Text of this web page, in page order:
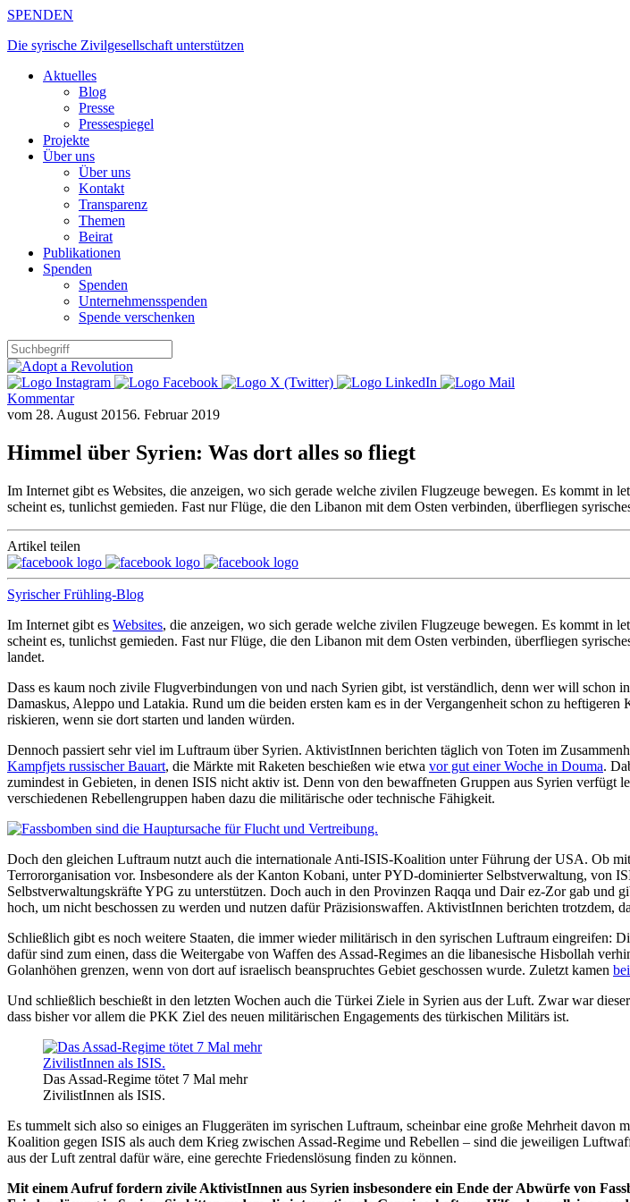
Zum
springen
SPENDEN
Die syrische Zivilgesellschaft unterstützen
Aktuelles
Blog
Presse
Pressespiegel
Projekte
Über uns
Über uns
Kontakt
Transparenz
Themen
Beirat
Publikationen
Spenden
Spenden
Unternehmensspenden
Spende verschenken
Kommentar
vom 28. August 20156. Februar 2019
Himmel über Syrien: Was dort alles so fliegt
Im Internet gibt es Websites, die anzeigen, wo sich gerade welche zivilen Flugzeuge bewegen. Es kommt
scheint es, tunlichst gemieden. Fast nur Flüge, die den Libanon mit dem Osten verbinden, überfliegen
Artikel teilen
Syrischer Frühling-Blog
Im Internet gibt es Websites, die anzeigen, wo sich gerade welche zivilen Flugzeuge bewegen. Es kommt in
scheint es, tunlichst gemieden. Fast nur Flüge, die den Libanon mit dem Osten verbinden, überfliegen
landet.
Dass es kaum noch zivile Flugverbindungen von und nach Syrien gibt, ist verständlich, denn wer will
Damaskus, Aleppo und Latakia. Rund um die beiden ersten kam es in der Vergangenheit schon zu
riskieren, wenn sie dort starten und landen würden.
Dennoch passiert sehr viel im Luftraum über Syrien. AktivistInnen berichten täglich von Toten im
Kampfjets russischer Bauart, die Märkte mit Raketen beschießen wie etwa vor gut einer Woche in Douma.
zumindest in Gebieten, in denen ISIS nicht aktiv ist. Denn von den bewaffneten Gruppen aus Syrien verfügt
verschiedenen Rebellengruppen haben dazu die militärische oder technische Fähigkeit.
Doch den gleichen Luftraum nutzt auch die internationale Anti-ISIS-Koalition unter Führung der USA. Ob
Terrororganisation vor. Insbesondere als der Kanton Kobani, unter PYD-dominierter Selbstverwaltung,
Selbstverwaltungskräfte YPG zu unterstützen. Doch auch in den Provinzen Raqqa und Dair ez-Zor gab
hoch, um nicht beschossen zu werden und nutzen dafür Präzisionswaffen. AktivistInnen berichten
Schließlich gibt es noch weitere Staaten, die immer wieder militärisch in den syrischen Luftraum
dafür sind zum einen, dass die Weitergabe von Waffen des Assad-Regimes an die libanesische Hisbollah
Golanhöhen grenzen, wenn von dort auf israelisch beanspruchtes Gebiet geschossen wurde. Zuletzt kamen
Und schließlich beschießt in den letzten Wochen auch die Türkei Ziele in Syrien aus der Luft. Zwar war
dass bisher vor allem die PKK Ziel des neuen militärischen Engagements des türkischen Militärs ist.
Das Assad-Regime tötet 7 Mal mehr
ZivilistInnen als ISIS.
Es tummelt sich also so einiges an Fluggeräten im syrischen Luftraum, scheinbar eine große Mehrheit
Koalition gegen ISIS als auch dem Krieg zwischen Assad-Regime und Rebellen – sind die jeweiligen
aus der Luft zentral dafür wäre, eine gerechte Friedenslösung finden zu können.
Mit einem Aufruf fordern zivile AktivistInnen aus Syrien insbesondere ein Ende der Abwürfe von